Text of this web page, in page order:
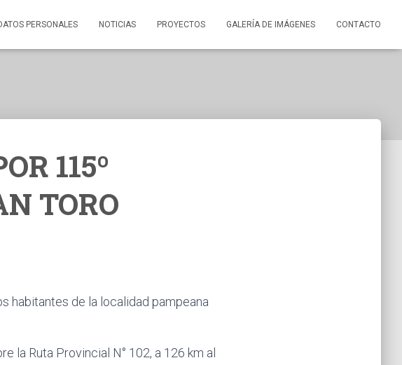
PERSONALES NOTICIAS PROYECTOS GALERÍA DE IMÁGENES CONTACTO
115º
TORO
habitantes de la localidad pampeana
la Ruta Provincial N° 102, a 126 km al